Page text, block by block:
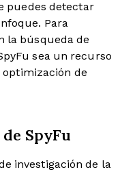
puedes detectar
Para
la búsqueda de
sea un recurso
optimización de
SpyFu
investigación de la